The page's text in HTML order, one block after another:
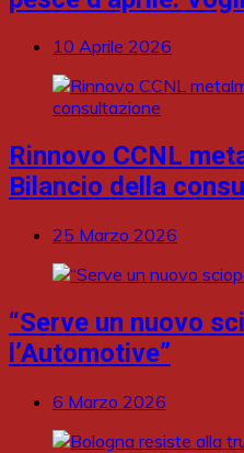
10 Aprile 2026
Rinnovo CCNL
Bilancio della
25 Marzo 2026
“Serve un nuovo
l’Automotive”
6 Marzo 2026